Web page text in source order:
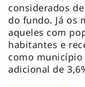
considerados
do fundo. Já os
aqueles com
habitantes e
como
adicional de